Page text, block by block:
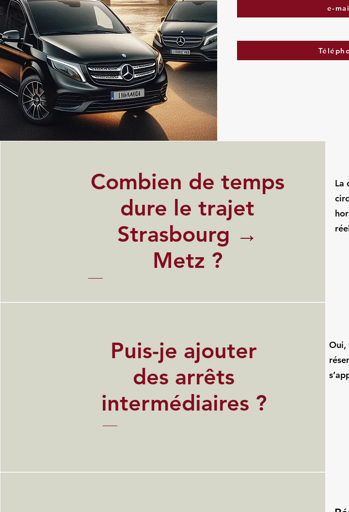
e-
Combien de temps
dure le trajet
Strasbourg →
Metz ?
La
Puis-je ajouter
des arrêts
intermédiaires ?
Oui,